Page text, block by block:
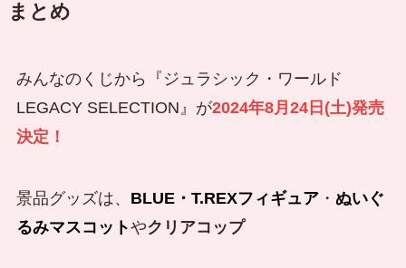
まとめ
みんなのくじから『ジュラシック・ワールド
LEGACY SELECTION』が2024年8月24日(土)発売
決定！
景品グッズは、 BLUE・ T.REXフィギュア・ ぬいぐ
るみマスコットやクリアコップ